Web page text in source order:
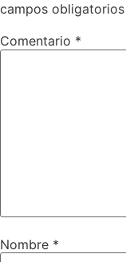
campos
Comentario *
Nombre *